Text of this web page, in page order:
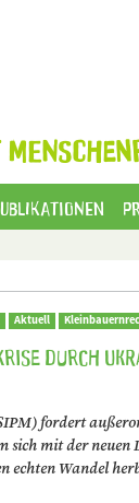
Aktuell
durch
fordert
sich mit der
echten Wandel